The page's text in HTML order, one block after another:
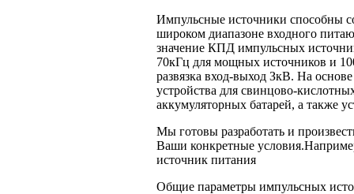
Импульсные источники способны
широком диапазоне входного
значение КПД импульсных
70кГц для мощных источников и
развязка вход-выход ЗкВ. На основе
устройства для свинцово-
аккумуляторных батарей, а также
Мы готовы разработать и
Ваши конкретные
источник питания
Общие параметры импульсных